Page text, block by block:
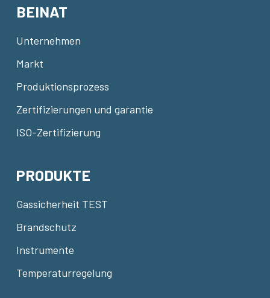
BEINAT
Unternehmen
Markt
Produktionsprozess
Zertifizierungen und garantie
ISO-Zertifizierung
PRODUKTE
Gassicherheit TEST
Brandschutz
Instrumente
Temperaturregelung